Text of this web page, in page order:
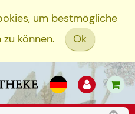
um bestmögliche
können.
Ok